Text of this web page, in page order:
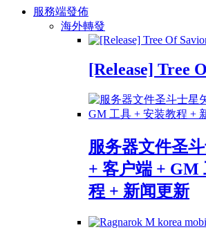
服務端發佈
海外轉發
[Release] Tree
服务器文件圣
+ 客户端 + GM
程 + 新闻更新